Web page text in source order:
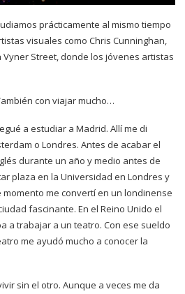
prácticamente al mismo tiempo
visuales como Chris Cunninghan,
Street, donde los jóvenes artistas
con viajar mucho…
a estudiar a Madrid. Allí me di
o Londres. Antes de acabar el
durante un año y medio antes de
plaza en la Universidad en Londres y
me convertí en un londinense
fascinante. En el Reino Unido el
a trabajar a un teatro. Con ese sueldo
me ayudó mucho a conocer la
sin el otro. Aunque a veces me da